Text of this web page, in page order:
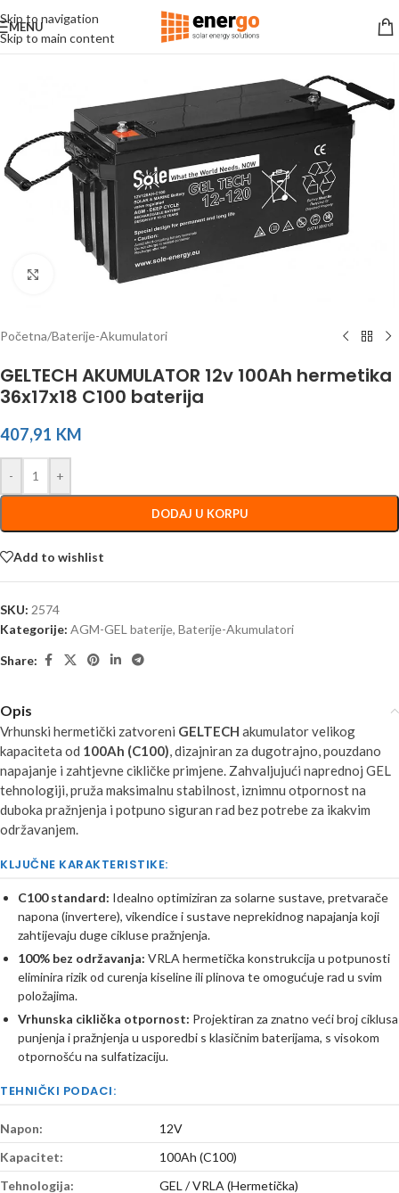
Skip to navigation
Skip to main content
MENU
Click to enlarge
Početna/Baterije-Akumulatori
GELTECH AKUMULATOR 12v 100Ah hermetika
36x17x18 C100 baterija
407,91 KM
- +
DODAJ U KORPU
Add to wishlist
SKU: 2574
Kategorije: AGM-GEL baterije, Baterije-Akumulatori
Share:
Opis
Vrhunski hermetički zatvoreni GELTECH akumulator velikog
kapaciteta od 100Ah (C100), dizajniran za dugotrajno, pouzdano
napajanje i zahtjevne cikličke primjene. Zahvaljujući naprednoj GEL
tehnologiji, pruža maksimalnu stabilnost, iznimnu otpornost na
duboka pražnjenja i potpuno siguran rad bez potrebe za ikakvim
održavanjem.
KLJUČNE KARAKTERISTIKE:
C100 standard: Idealno optimiziran za solarne sustave, pretvarače
napona (invertere), vikendice i sustave neprekidnog napajanja koji
zahtijevaju duge cikluse pražnjenja.
100% bez održavanja: VRLA hermetička konstrukcija u potpunosti
eliminira rizik od curenja kiseline ili plinova te omogućuje rad u svim
položajima.
Vrhunska ciklička otpornost: Projektiran za znatno veći broj ciklusa
punjenja i pražnjenja u usporedbi s klasičnim baterijama, s visokom
otpornošću na sulfatizaciju.
TEHNIČKI PODACI:
Napon:
12V
Kapacitet:
100Ah (C100)
Tehnologija:
GEL / VRLA (Hermetička)